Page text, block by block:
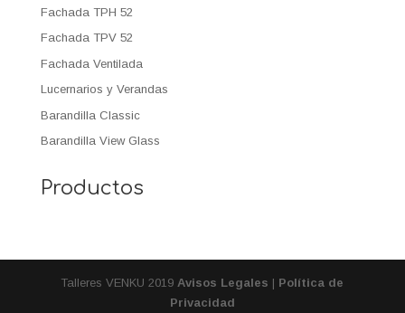
Fachada TPH 52
Fachada TPV 52
Fachada Ventilada
Lucernarios y Verandas
Barandilla Classic
Barandilla View Glass
Productos
Talleres VENKU 2019Avisos Legales | Política de
Privacidad